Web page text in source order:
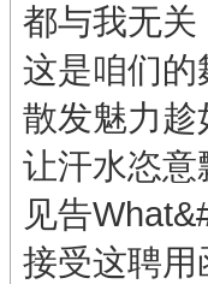
都与我无关
这是咱们的
散发魅力趁
让汗水恣意
见告
接受这聘用